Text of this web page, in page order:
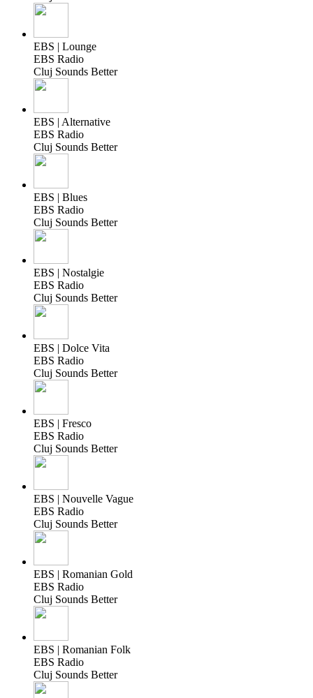
EBS | Lounge
EBS Radio
Cluj Sounds Better
EBS | Alternative
EBS Radio
Cluj Sounds Better
EBS | Blues
EBS Radio
Cluj Sounds Better
EBS | Nostalgie
EBS Radio
Cluj Sounds Better
EBS | Dolce Vita
EBS Radio
Cluj Sounds Better
EBS | Fresco
EBS Radio
Cluj Sounds Better
EBS | Nouvelle Vague
EBS Radio
Cluj Sounds Better
EBS | Romanian Gold
EBS Radio
Cluj Sounds Better
EBS | Romanian Folk
EBS Radio
Cluj Sounds Better